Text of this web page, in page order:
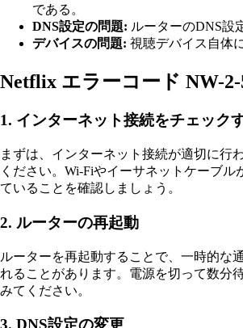
である。
DNS設定の問題: ルーターのDNS設
デバイスの問題: 視聴デバイス自体
Netflix エラーコード NW-
1. インターネット接続をチェック
まずは、インターネット接続が適切に行
ください。Wi-Fiやイーサネットケーブル
ていることを確認しましょう。
2. ルーターの再起動
ルーターを再起動することで、一時的な
れることがあります。電源を切って数分
みてください。
3. DNS設定の変更